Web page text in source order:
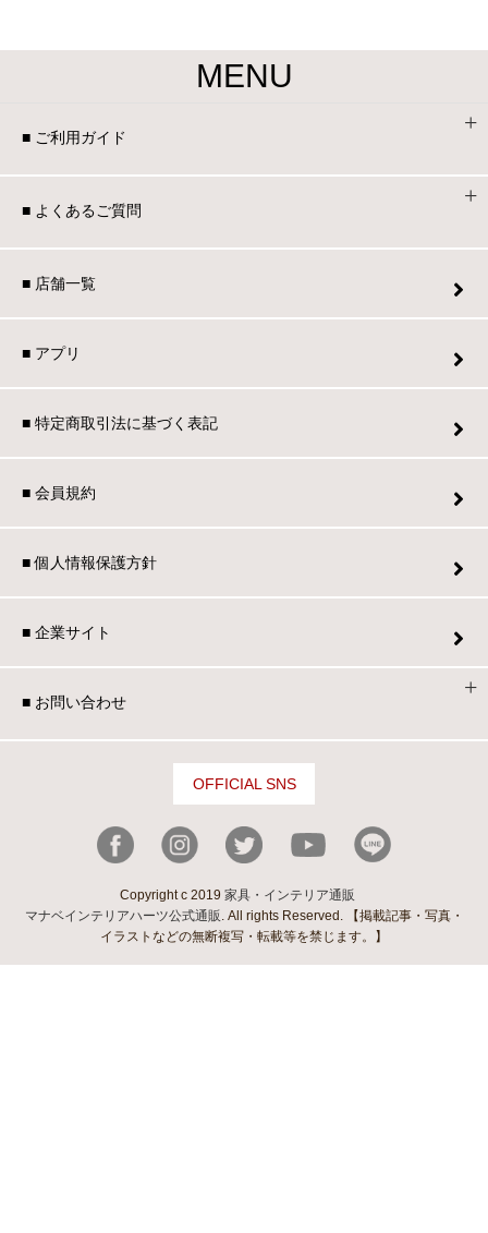
MENU
■ ご利用ガイド
■ よくあるご質問
■ 店舗一覧
■ アプリ
■ 特定商取引法に基づく表記
■ 会員規約
■ 個人情報保護方針
■ 企業サイト
■ お問い合わせ
OFFICIAL SNS
Copyright c 2019 家具・インテリア通販
マナベインテリアハーツ公式通販 . All rights Reserved. 【掲載記事・写真・
イラストなどの無断複写・転載等を禁じます。】